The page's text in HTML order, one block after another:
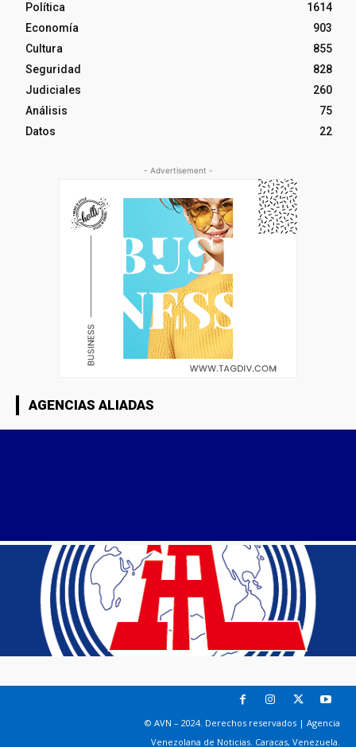
Política
1614
Economía
903
Cultura
855
Seguridad
828
Judiciales
260
Análisis
75
Datos
22
- Advertisement -
AGENCIAS ALIADAS
© AVN – 2024. Derechos reservados | Agencia
Venezolana de Noticias. Caracas, Venezuela.